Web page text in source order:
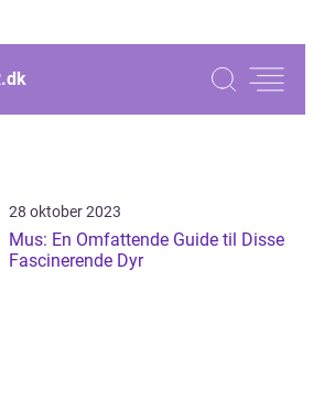
dk
28 oktober 2023
Mus: En Omfattende Guide til Disse
Fascinerende Dyr